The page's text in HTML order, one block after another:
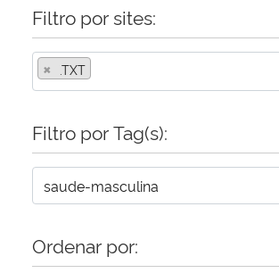
Controladoria-Geral da União
Ministério da Mulher, da Família e dos Direitos Humanos
Secretaria-Geral
Filtro por sites:
× .TXT
Filtro por Tag(s):
Ordenar por: